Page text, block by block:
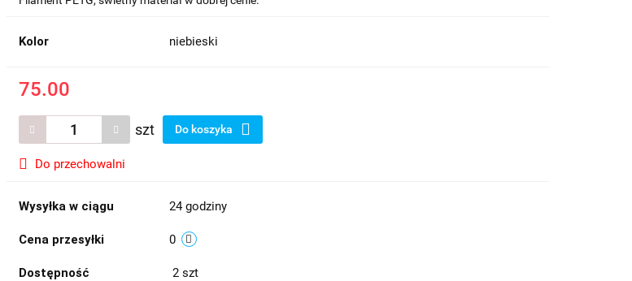
Kolor niebieski
75.00
szt Do koszyka
Do przechowalni
Wysyłka w ciągu 24 godziny
Cena przesyłki 0
Dostępność 2 szt